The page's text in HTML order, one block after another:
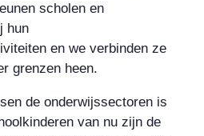
scholen en
hun
en we verbinden ze
grenzen heen.
de onderwijssectoren is
van nu zijn de